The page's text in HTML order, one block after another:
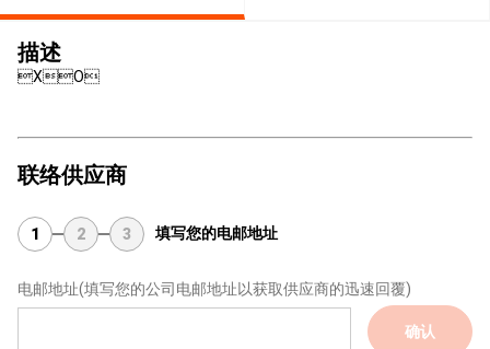
描述
XO
联络供应商
1 2 3 填写您的电邮地址
电邮地址(填写您的公司电邮地址以获取供应商的迅速回覆)
确认